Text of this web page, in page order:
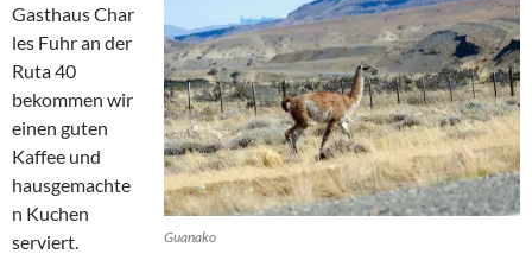
Guanako
Gasthaus Char
les Fuhr an der
Ruta 40
bekommen wir
einen guten
Kaffee und
hausgemachte
n Kuchen
serviert.